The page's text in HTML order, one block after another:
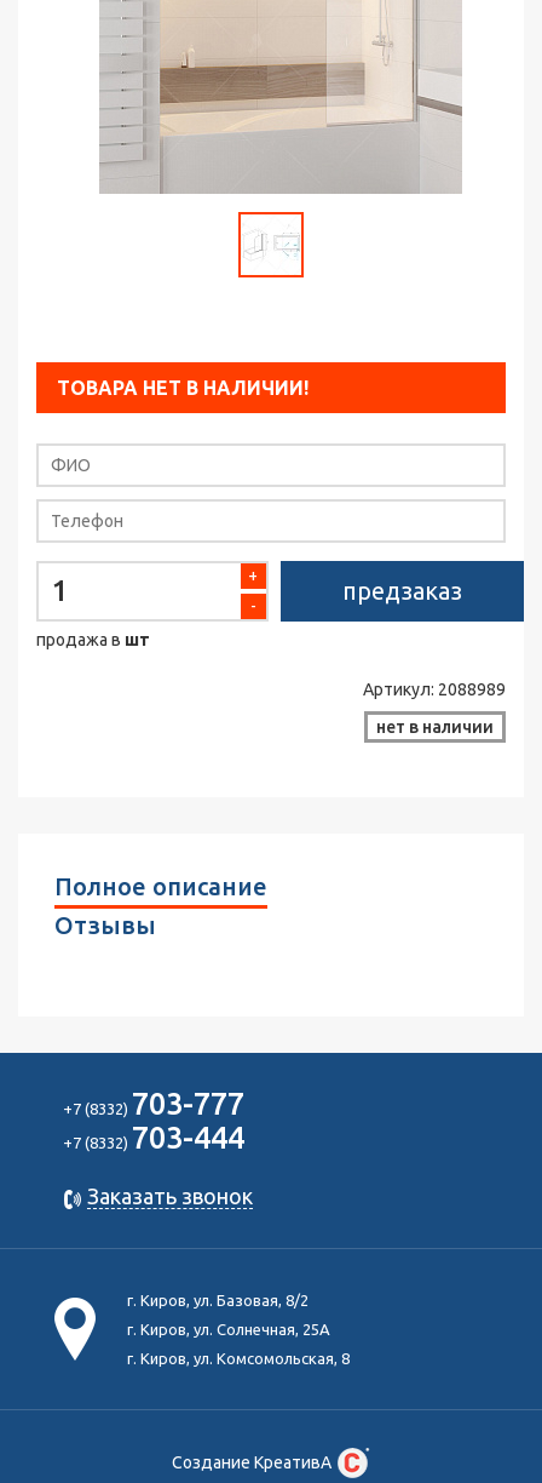
ТОВАРА НЕТ В НАЛИЧИИ!
-
+
продажа в шт
предзаказ
Артикул: 2088989
нет в наличии
Полное описание
Отзывы
+7 (8332) 703-777
+7 (8332) 703-444
Заказать звонок
г. Киров, ул. Базовая, 8/2
г. Киров, ул. Солнечная, 25А
г. Киров, ул. Комсомольская, 8
Создание КреативА